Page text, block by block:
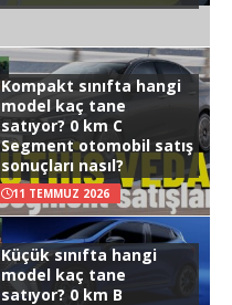
Kompakt sınıfta hangi
model kaç tane
satıyor? 0 km C
Segment otomobil satış
sonuçları nasıl?
11 TEMMUZ 2026
Küçük sınıfta hangi
model kaç tane
satıyor? 0 km B